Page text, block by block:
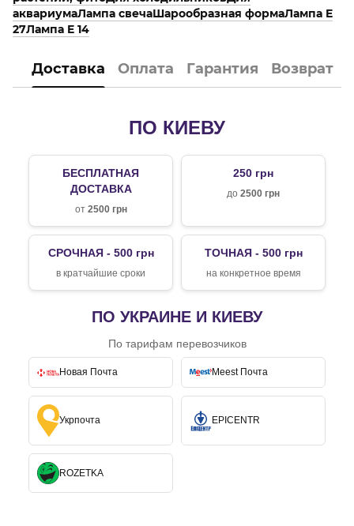
аквариумаЛампа свечаШарообразная формаЛампа E
27Лампа E 14
Доставка Оплата Гарантия Возврат
ПО КИЕВУ
БЕСПЛАТНАЯ
ДОСТАВКА
от 2500 грн
250 грн
до 2500 грн
СРОЧНАЯ - 500 грн
в кратчайшие сроки
ТОЧНАЯ - 500 грн
на конкретное время
ПО УКРАИНЕ И КИЕВУ
По тарифам перевозчиков
Новая Почта Meest Почта
Укрпочта EPICENTR
ROZETKA